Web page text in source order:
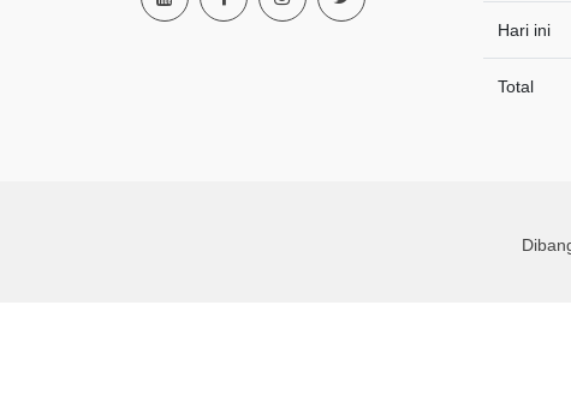
Hari ini
Total